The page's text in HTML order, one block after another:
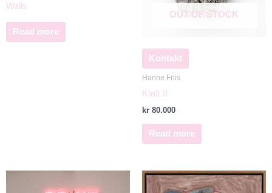
Walls
Read more
OUT OF STOCK
Kontakt
Hanne Friis
Kløft II
kr 80.000
Read more